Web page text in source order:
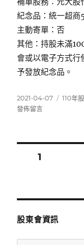
紀念品：統一超商
主動寄單：否
其他：持股未滿
會或以電子方式行
予發放紀念品。
發
佈
2021-04-07
分
110年
發佈留言
分
頁次1
股東會資訊